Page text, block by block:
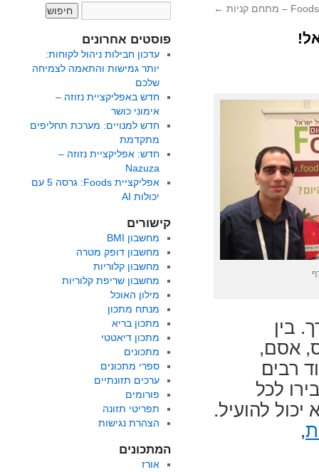
←
בשעה 16:00 לערך. בין
אסם,
רבים
לכל
להועיל.
,
פוסטים אחרונים
עדכון חבילות ניהול לקוחות:
יותר גמישות והתאמה לצמיחה
שלכם
חדש באפליקציית נזוזה –
אימוני כושר
חדש למנויים: מערכת תחליפים
מתקדמת
חדש: אפליקציית נזוזה –
Nazuza
אפליקציית Foods: גרסה 5 עם
יכולות AI
קישורים
מחשבון BMI
מחשבון דופק מטרה
מחשבון קלוריות
מחשבון שריפת קלוריות
מילון האוכל
מנתח מתכון
מתכון בריא
מתכון דיאטטי
מתכונים
ספרי מתכונים
ערכים תזונתיים
פורומים
תפריטי תזונה
הצהרת נגישות
המתכונים
אורז